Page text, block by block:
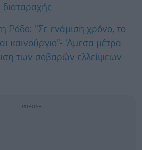
διαταραχής
Ρόδο: ''Σε ενάμιση χρόνο, το
καινούργιο''- 'Αμεσα μέτρα
των σοβαρών ελλείψεων